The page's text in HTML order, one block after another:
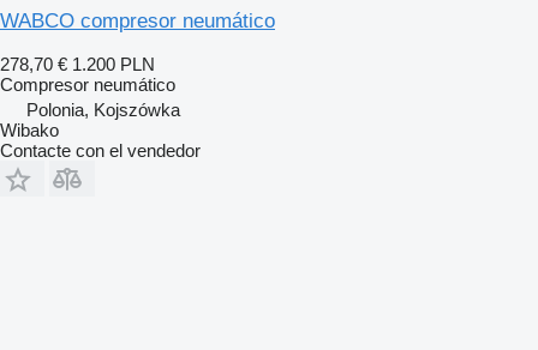
WABCO compresor neumático
278,70 € 1.200 PLN
Compresor neumático
Polonia, Kojszówka
Wibako
Contacte con el vendedor